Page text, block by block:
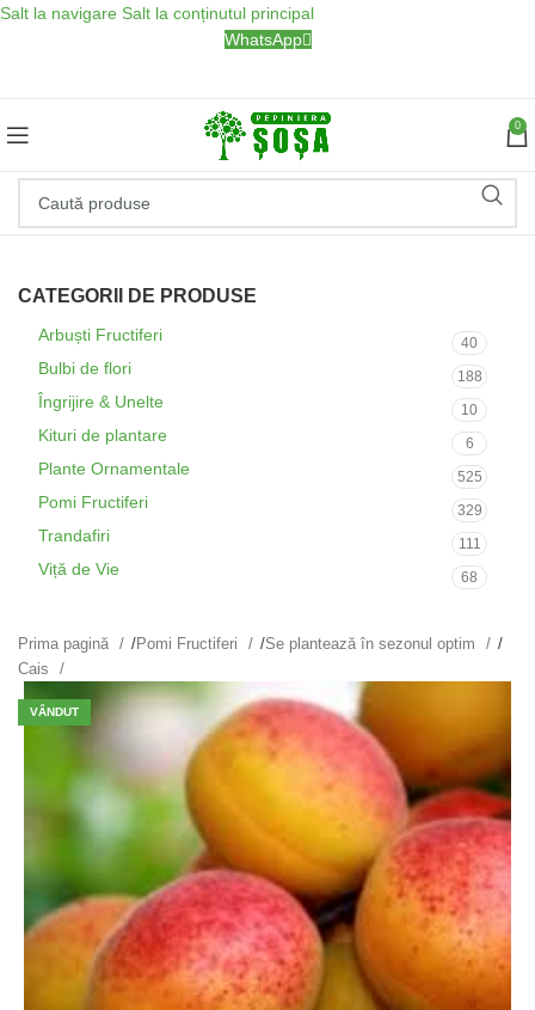
Salt la navigare Salt la conținutul principal
WhatsApp
0
CATEGORII DE PRODUSE
Arbuști Fructiferi 40
Bulbi de flori 188
Îngrijire & Unelte 10
Kituri de plantare 6
Plante Ornamentale 525
Pomi Fructiferi 329
Trandafiri 111
Viță de Vie 68
Prima pagină /Pomi Fructiferi /Se plantează în sezonul optim
/
Cais
VÂNDUT